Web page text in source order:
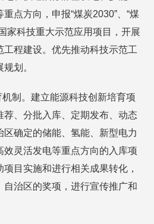
点方向，申报“煤炭2030”、“煤
家科技重大示范应用项目，开展
程建设。优先推动科技示范工
划。
制。建立能源科技创新培育项
荐、分批入库、定期发布、动态
确定的储能、氢能、新型电力
效灵活发电等重点方向的入库项
目实施和进行相关成果转化，
治区的奖项，进行宣传推广和